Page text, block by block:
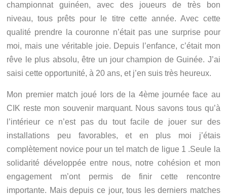
championnat guinéen, avec des joueurs de très bon
niveau, tous prêts pour le titre cette année. Avec cette
qualité prendre la couronne n’était pas une surprise pour
moi, mais une véritable joie. Depuis l’enfance, c’était mon
rêve le plus absolu, être un jour champion de Guinée. J’ai
saisi cette opportunité, à 20 ans, et j’en suis très heureux.
Mon premier match joué lors de la 4ème journée face au
CIK reste mon souvenir marquant. Nous savons tous qu’à
l’intérieur ce n’est pas du tout facile de jouer sur des
installations peu favorables, et en plus moi j’étais
complètement novice pour un tel match de ligue 1 .Seule la
solidarité développée entre nous, notre cohésion et mon
engagement m’ont permis de finir cette rencontre
importante. Mais depuis ce jour, tous les derniers matches